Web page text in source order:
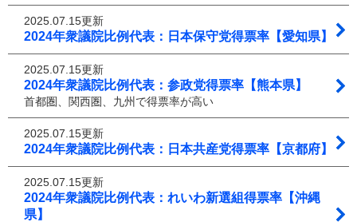
2025.07.15更新
2024年衆議院比例代表：日本保守党得票率【愛知県】
2025.07.15更新
2024年衆議院比例代表：参政党得票率【熊本県】
首都圏、関西圏、九州で得票率が高い
2025.07.15更新
2024年衆議院比例代表：日本共産党得票率【京都府】
2025.07.15更新
2024年衆議院比例代表：れいわ新選組得票率【沖縄
県】